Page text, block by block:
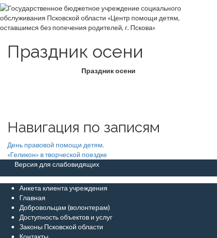
Праздник осени
Праздник осени
Навигация по записям
День правовой помощи детям.
«Геликон» в творческой поездке
Версия для слабовидящих
Анкета клиента учреждения
Главная
Добровольцам (волонтерам)
Доступность объектов и услуг
Законы Псковской области
Контакты